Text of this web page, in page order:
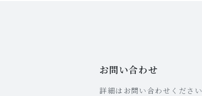
お問い合わせ
詳細はお問い合わせください